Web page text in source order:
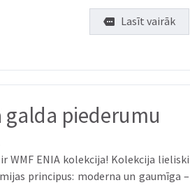
ir nepieciešama ta...
Lasīt vairāk
galda piederumu
WMF ENIA kolekcija! Kolekcija lieliski
principus: moderna un gaumīga –